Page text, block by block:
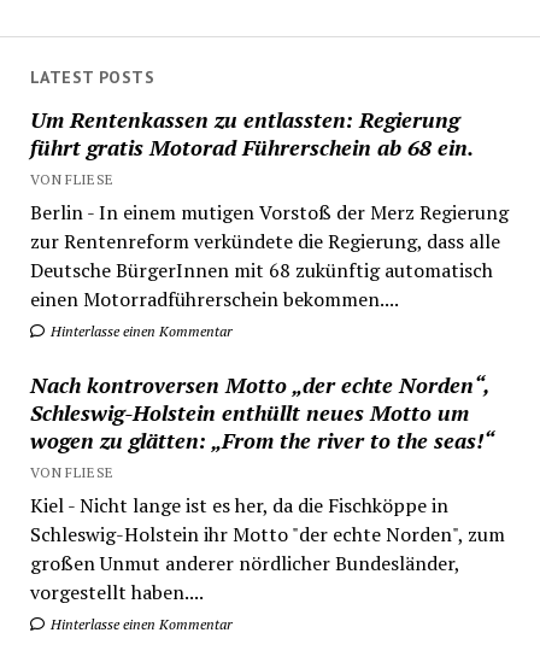
LATEST POSTS
Um Rentenkassen zu entlassten: Regierung
führt gratis Motorad Führerschein ab 68 ein.
VON FLIESE
Berlin - In einem mutigen Vorstoß der Merz Regierung
zur Rentenreform verkündete die Regierung, dass alle
Deutsche BürgerInnen mit 68 zukünftig automatisch
einen Motorradführerschein bekommen....
Hinterlasse einen Kommentar
Nach kontroversen Motto „der echte Norden“,
Schleswig-Holstein enthüllt neues Motto um
wogen zu glätten: „From the river to the seas!“
VON FLIESE
Kiel - Nicht lange ist es her, da die Fischköppe in
Schleswig-Holstein ihr Motto "der echte Norden", zum
großen Unmut anderer nördlicher Bundesländer,
vorgestellt haben....
Hinterlasse einen Kommentar